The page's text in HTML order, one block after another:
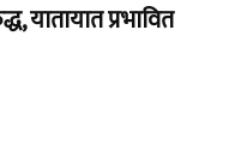
यातायात प्रभावित